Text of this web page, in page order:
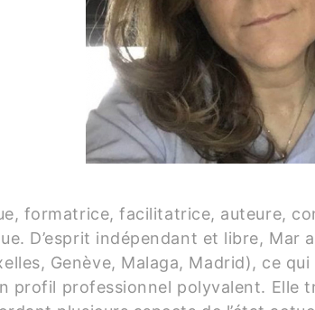
formatrice, facilitatrice, auteure,
D’esprit indépendant et libre,
Genève, Malaga, Madrid), ce
profil professionnel polyvalent. Elle